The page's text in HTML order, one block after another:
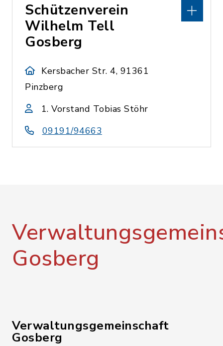
Schützenverein
Wilhelm Tell
Gosberg
Kersbacher Str. 4, 91361
Pinzberg
1. Vorstand Tobias Stöhr
09191/94663
Gosberg
Verwaltungsgemeinschaft
Gosberg